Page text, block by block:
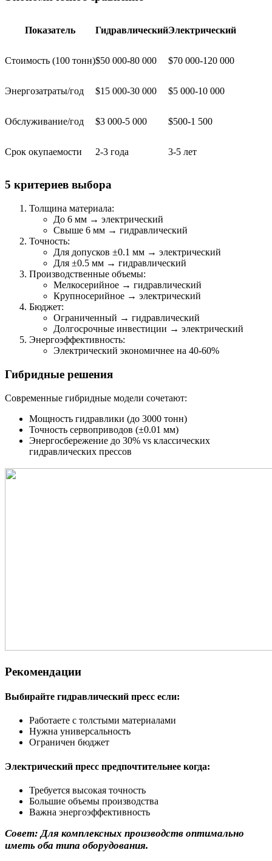
Показатель ГидравлическийЭлектрический
Стоимость (100 тонн)$50 000-80 000 $70 000-120 000
Энергозатраты/год $15 000-30 000 $5 000-10 000
Обслуживание/год $3 000-5 000 $500-1 500
Срок окупаемости 2-3 года 3-5 лет
5 критериев выбора
Толщина материала:
До 6 мм → электрический
Свыше 6 мм → гидравлический
Точность:
Для допусков ±0.1 мм → электрический
Для ±0.5 мм → гидравлический
Производственные объемы:
Мелкосерийное → гидравлический
Крупносерийное → электрический
Бюджет:
Ограниченный → гидравлический
Долгосрочные инвестиции → электрический
Энергоэффективность:
Электрический экономичнее на 40-60%
Гибридные решения
Современные гибридные модели сочетают:
Мощность гидравлики (до 3000 тонн)
Точность сервоприводов (±0.01 мм)
Энергосбережение до 30% vs классических
гидравлических прессов
Рекомендации
Выбирайте гидравлический пресс если:
Работаете с толстыми материалами
Нужна универсальность
Ограничен бюджет
Электрический пресс предпочтительнее когда:
Требуется высокая точность
Большие объемы производства
Важна энергоэффективность
Совет: Для комплексных производств оптимально
иметь оба типа оборудования.